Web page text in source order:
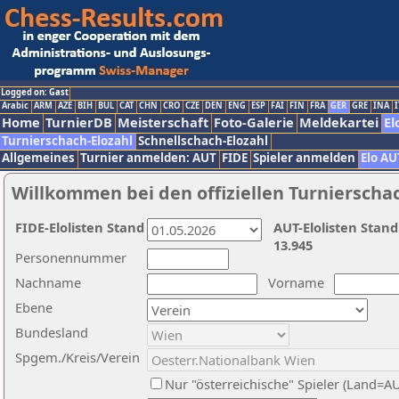
Logged on: Gast
Arabic ARM AZE BIH BUL CAT CHN CRO CZE DEN ENG ESP FAI FIN FRA GER GRE INA
Home TurnierDB Meisterschaft Foto-Galerie Meldekartei
Turnierschach-Elozahl Schnellschach-Elozahl
Allgemeines Turnier anmelden: AUT FIDE Spieler anmelden Elo
Willkommen bei den offiziellen
Nachname
Vorname
Ebene
Personennummer
Bundesland
Spgem./Kreis/Verein
Nur "österreichische" Spieler
AUT-Elolisten
13.945
FIDE-Elolisten Stand